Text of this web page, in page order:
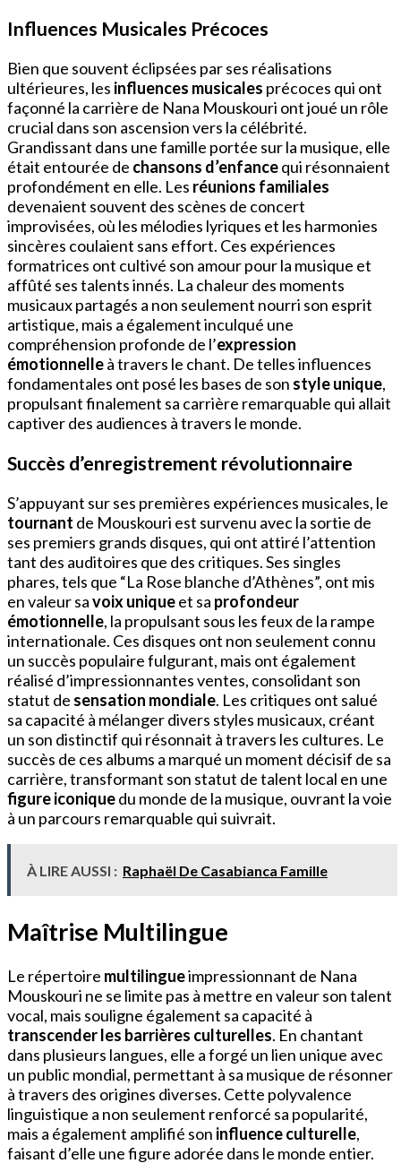
Influences Musicales Précoces
Bien que souvent éclipsées par ses réalisations
ultérieures, les influences musicales précoces qui ont
façonné la carrière de Nana Mouskouri ont joué un rôle
crucial dans son ascension vers la célébrité.
Grandissant dans une famille portée sur la musique, elle
était entourée de chansons d’enfancequi résonnaient
profondément en elle. Les réunions familiales
devenaient souvent des scènes de concert
improvisées, où les mélodies lyriques et les harmonies
sincères coulaient sans effort. Ces expériences
formatrices ont cultivé son amour pour la musique et
affûté ses talents innés. La chaleur des moments
musicaux partagés a non seulement nourri son esprit
artistique, mais a également inculqué une
compréhension profonde de l’expression
émotionnelleà travers le chant. De telles influences
fondamentales ont posé les bases de son style unique,
propulsant finalement sa carrière remarquable qui allait
captiver des audiences à travers le monde.
Succès d’enregistrement révolutionnaire
S’appuyant sur ses premières expériences musicales, le
tournant de Mouskouri est survenu avec la sortie de
ses premiers grands disques, qui ont attiré l’attention
tant des auditoires que des critiques. Ses singles
phares, tels que “La Rose blanche d’Athènes”, ont mis
en valeur savoix uniqueet sa profondeur
émotionnelle, la propulsant sous les feux de la rampe
internationale. Ces disques ont non seulement connu
un succès populaire fulgurant, mais ont également
réalisé d’impressionnantes ventes, consolidant son
statut de sensation mondiale. Les critiques ont salué
sa capacité à mélanger divers styles musicaux, créant
un son distinctif qui résonnait à travers les cultures. Le
succès de ces albums a marqué un moment décisif de sa
carrière, transformant son statut de talent local en une
figure iconiquedu monde de la musique, ouvrant la voie
à un parcours remarquable qui suivrait.
À LIRE AUSSI : Raphaël De Casabianca Famille
Maîtrise Multilingue
Le répertoire multilingueimpressionnant de Nana
Mouskouri ne se limite pas à mettre en valeur son talent
vocal, mais souligne également sa capacité à
transcender les barrières culturelles. En chantant
dans plusieurs langues, elle a forgé un lien unique avec
un public mondial, permettant à sa musique de résonner
à travers des origines diverses. Cette polyvalence
linguistique a non seulement renforcé sa popularité,
mais a également amplifié son influence culturelle,
faisant d’elle une figure adorée dans le monde entier.